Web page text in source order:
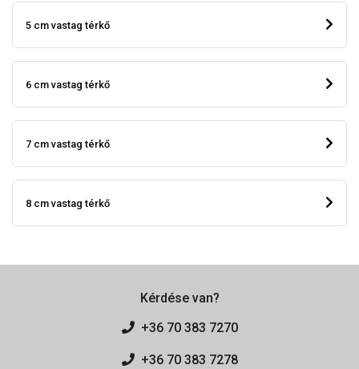
5 cm vastag térkő
6 cm vastag térkő
7 cm vastag térkő
8 cm vastag térkő
Kérdése van?
+36 70 383 7270
+36 70 383 7278